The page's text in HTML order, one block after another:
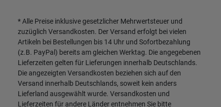
* Alle Preise inklusive gesetzlicher Mehrwertsteuer und
zuzüglich Versandkosten. Der Versand erfolgt bei vielen
Artikeln bei Bestellungen bis 14 Uhr und Sofortbezahlung
(z.B. PayPal) bereits am gleichen Werktag. Die angegebenen
Lieferzeiten gelten für Lieferungen innerhalb Deutschlands.
Die angezeigten Versandkosten beziehen sich auf den
Versand innerhalb Deutschlands, soweit kein anders
Lieferland ausgewählt wurde. Versandkosten und
Lieferzeiten für andere Länder entnehmen Sie bitte